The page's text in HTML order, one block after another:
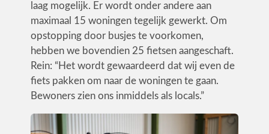
laag mogelijk. Er wordt onder andere aan
maximaal 15 woningen tegelijk gewerkt. Om
opstopping door busjes te voorkomen,
hebben we bovendien 25 fietsen aangeschaft.
Rein: “Het wordt gewaardeerd dat wij even de
fiets pakken om naar de woningen te gaan.
Bewoners zien ons inmiddels als locals.”